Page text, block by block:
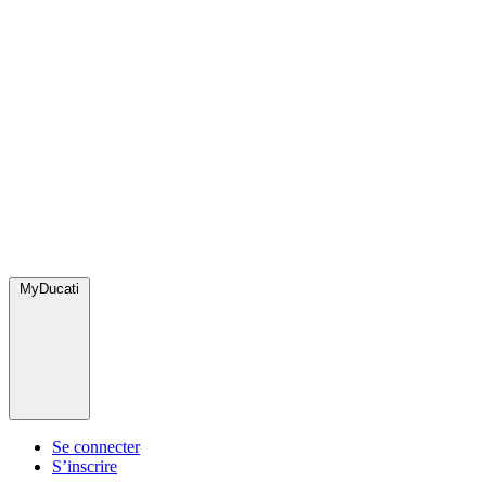
MyDucati
Se connecter
S’inscrire